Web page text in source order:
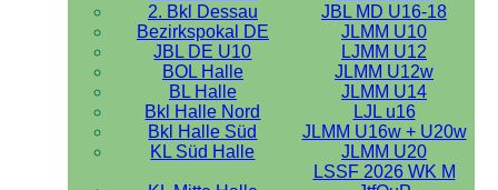
2. Bkl Dessau
JBL MD U16-18
Bezirkspokal DE
JLMM U10
JBL DE U10
LJMM U12
BOL Halle
JLMM U12w
BL Halle
JLMM U14
Bkl Halle Nord
LJL u16
Bkl Halle Süd
JLMM U16w + U20w
KL Süd Halle
JLMM U20
LSSF 2026 WK M